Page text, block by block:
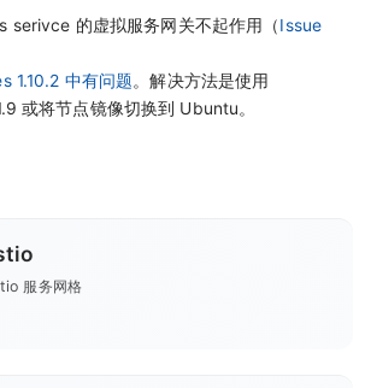
serivce 的虚拟服务网关不起作用（Issue
1.10.2 中有问题。解决方法是使用
或将节点镜像切换到 Ubuntu。
服务网格